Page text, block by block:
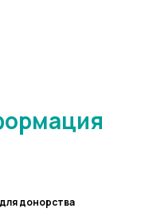
донорства